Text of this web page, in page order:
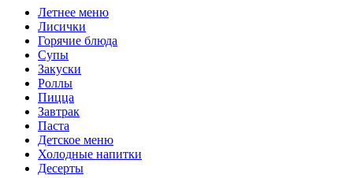
Летнее меню
Лисички
Горячие блюда
Супы
Закуски
Роллы
Пицца
Завтрак
Паста
Детское меню
Холодные напитки
Десерты